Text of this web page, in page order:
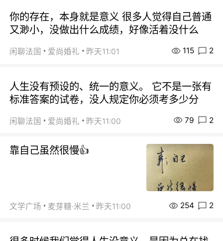
你的存在，本身就是意义 很多人觉得自己普通
又渺小，没做出什么成绩，好像活着没什么
闲聊法国 爱尚婚礼 昨天11:01 115 2
人生没有预设的、统一的意义。 它不是一张有
标准答案的试卷，没人规定你必须考多少分
闲聊法国 爱尚婚礼 昨天11:00 79 2
靠自己虽然很慢👍
文学广场 麦芽糖·米兰 昨天11:00 254 2